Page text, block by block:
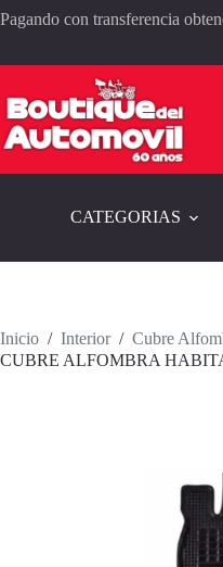
al
Pagando con transferencia
CATEGORIAS
Inicio / Interior / Cubre
CUBRE ALFOMBRA